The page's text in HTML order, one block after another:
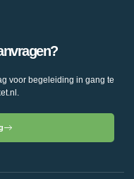
voor begeleiding in gang te